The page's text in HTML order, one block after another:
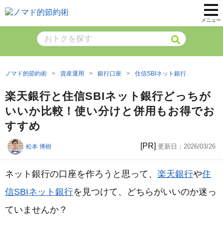
メニュー
ノマド的節約術 資産運用 銀行口座 住信SBIネット銀行
楽天銀行と住信SBIネット銀行どっちが
いいか比較！使い分けと併用もお得でお
すすめ
松本 博樹 [PR] 更新日： 2026/03/26
ネット銀行の口座を作ろうと思って、 楽天銀行や住
信SBIネット銀行を見つけて、どちらがいいのか迷っ
ていませんか？